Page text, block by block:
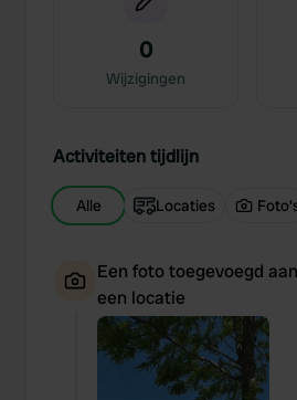
0
Wijzigingen
Activiteiten tijdlijn
Alle Locaties
Een foto toegevoegd aan
een locatie